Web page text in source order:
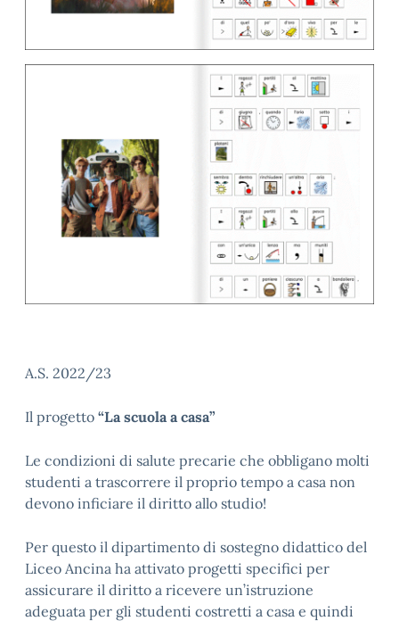
A.S. 2022/23
Il progetto “La scuola a casa”
Le condizioni di salute precarie che obbligano molti
studenti a trascorrere il proprio tempo a casa non
devono inficiare il diritto allo studio!
Per questo il dipartimento di sostegno didattico del
Liceo Ancina ha attivato progetti specifici per
assicurare il diritto a ricevere un’istruzione
adeguata per gli studenti costretti a casa e quindi